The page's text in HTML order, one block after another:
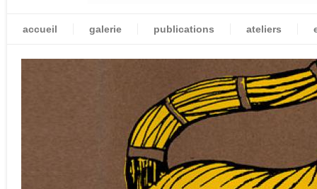
accueil galerie publications ateliers